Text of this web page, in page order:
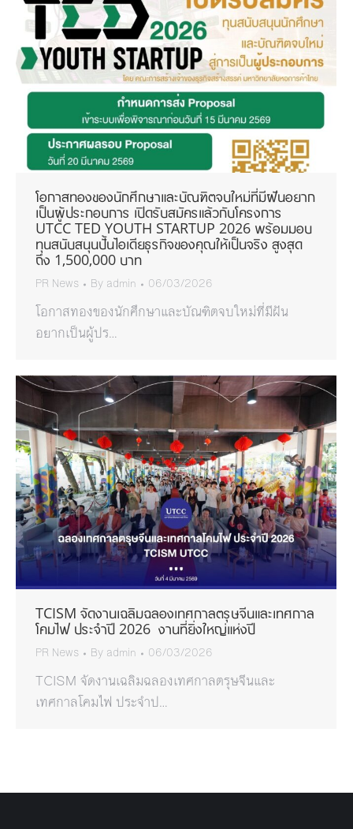
โอกาสทองของนักศึกษาและบัณฑิตจบใหม่ที่มีฝันอยาก
เป็นผู้ประกอบการ เปิดรับสมัครแล้วกับโครงการ
UTCC TED YOUTH STARTUP 2026 พร้อมมอบ
ทุนสนับสนุนปั้นไอเดียธุรกิจของคุณให้เป็นจริง สูงสุด
ถึง 1,500,000 บาท
PR News By admin 06/03/2026
โอกาสทองของนักศึกษาและบัณฑิตจบใหม่ที่มีฝัน
อยากเป็นผู้ปร…
TCISM จัดงานเฉลิมฉลองเทศกาลตรุษจีนและเทศกาล
โคมไฟ ประจำปี 2026 งานที่ยิ่งใหญ่แห่งปี
PR News By admin 06/03/2026
TCISM จัดงานเฉลิมฉลองเทศกาลตรุษจีนและ
เทศกาลโคมไฟ ประจำป…